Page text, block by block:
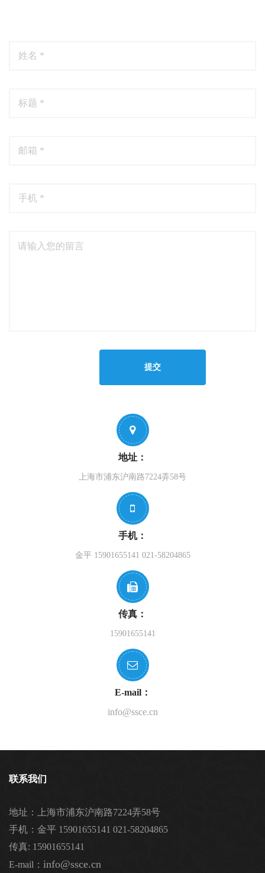
提交
地址：
上海市浦东沪南路7224弄58号
手机：
金平 15901655141 021-58204865
传真：
15901655141
E-mail：
info@ssce.cn
联系我们
地址：上海市浦东沪南路7224弄58号
手机：金平 15901655141 021-58204865
传真: 15901655141
E-mail： info@ssce.cn